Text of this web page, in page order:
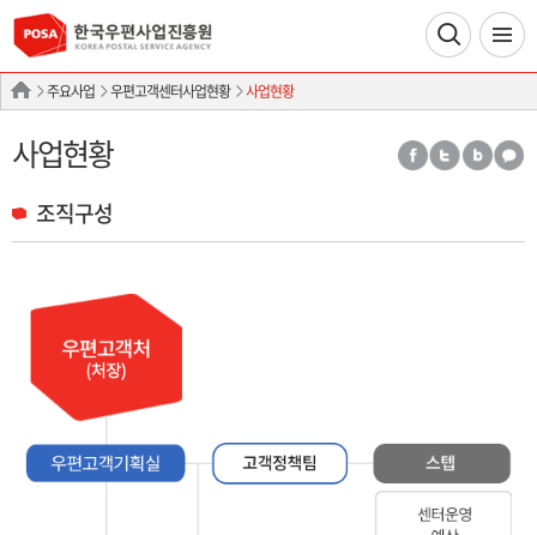
주요사업 우편고객센터사업현황 사업현황
사업현황
조직구성